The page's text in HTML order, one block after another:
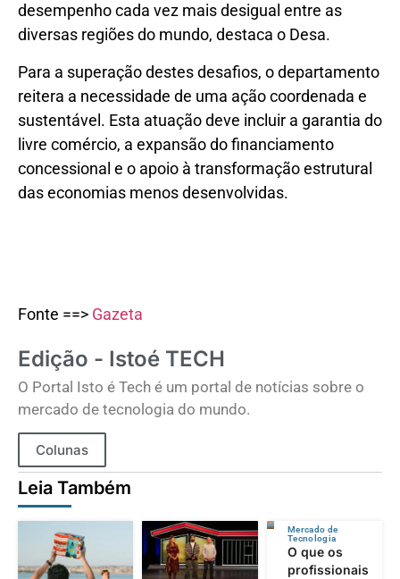
desempenho cada vez mais desigual entre as
diversas regiões do mundo, destaca o Desa.
Para a superação destes desafios, o departamento
reitera a necessidade de uma ação coordenada e
sustentável. Esta atuação deve incluir a garantia do
livre comércio, a expansão do financiamento
concessional e o apoio à transformação estrutural
das economias menos desenvolvidas.
Fonte ==> Gazeta
Edição - Istoé TECH
O Portal Isto é Tech é um portal de notícias sobre o
mercado de tecnologia do mundo.
Colunas
Leia Também
Mercado de
Tecnologia
O que os
profissionais